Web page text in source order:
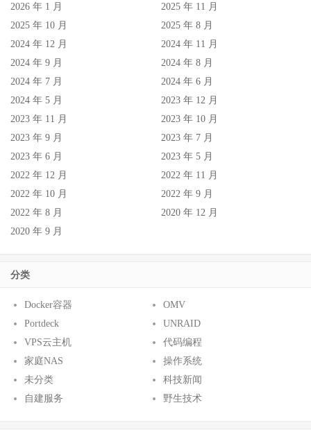
2026 年 1 月
2025 年 11 月
2025 年 10 月
2025 年 8 月
2024 年 12 月
2024 年 11 月
2024 年 9 月
2024 年 8 月
2024 年 7 月
2024 年 6 月
2024 年 5 月
2023 年 12 月
2023 年 11 月
2023 年 10 月
2023 年 9 月
2023 年 7 月
2023 年 6 月
2023 年 5 月
2022 年 12 月
2022 年 11 月
2022 年 10 月
2022 年 9 月
2022 年 8 月
2020 年 12 月
2020 年 9 月
分类
Docker容器
OMV
Portdeck
UNRAID
VPS云主机
代码编程
家庭NAS
操作系统
未分类
科技新闻
自建服务
野生技术